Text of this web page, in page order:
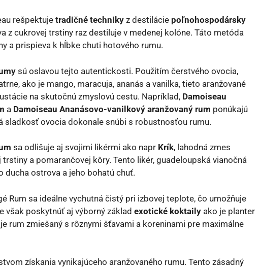
rešpektuje tradičné techniky z destilácie poľnohospodársky
z cukrovej trstiny raz destiluje v medenej kolóne. Táto metóda
a prispieva k hĺbke chuti hotového rumu.
sú oslavou tejto autentickosti. Použitím čerstvého ovocia,
ako je mango, maracuja, ananás a vanilka, tieto aranžované
na skutočnú zmyslovú cestu. Napríklad, Damoiseau
a Damoiseau Ananásovo-vanilkový aranžovaný rum ponúkajú
sladkosť ovocia dokonale snúbi s robustnosťou rumu.
sa odlišuje aj svojimi likérmi ako napr Krík, lahodná zmes
a pomarančovej kôry. Tento likér, guadeloupská vianočná
ducha ostrova a jeho bohatú chuť.
Rum sa ideálne vychutná čistý pri izbovej teplote, čo umožňuje
však poskytnúť aj výborný základ exotické koktaily ako je planter
rum zmiešaný s rôznymi šťavami a koreninami pre maximálne
získania vynikajúceho aranžovaného rumu. Tento zásadný